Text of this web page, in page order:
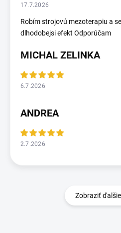
17.7.2026
Robím strojovú mezoterapiu a
dlhodobejsi efekt Odporúčam
MICHAL ZELINKA
6.7.2026
ANDREA
2.7.2026
Zobraziť